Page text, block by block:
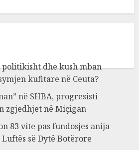
dhe kush mban
kufitare në Ceuta?
në SHBA, progresisti
zgjedhjet në Miçigan
83 vite pas fundosjes anija
së Dytë Botërore